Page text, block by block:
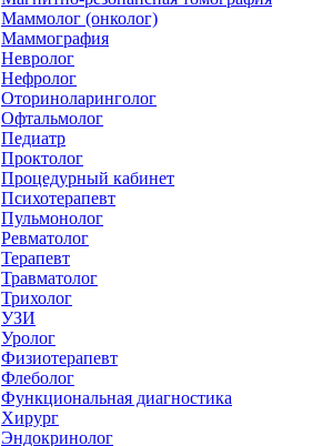
Маммолог (онколог)
Маммография
Невролог
Нефролог
Оториноларинголог
Офтальмолог
Педиатр
Проктолог
Процедурный кабинет
Психотерапевт
Пульмонолог
Ревматолог
Терапевт
Травматолог
Трихолог
УЗИ
Уролог
Физиотерапевт
Флеболог
Функциональная диагностика
Хирург
Эндокринолог